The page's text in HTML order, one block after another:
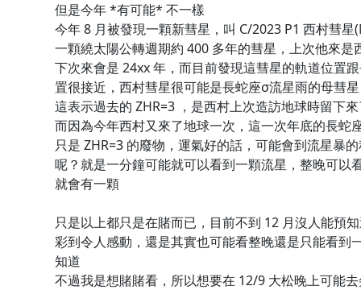
但是今年 *有可能* 不一樣
今年 8 月被發現一顆新彗星，叫 C/2023 P1 西村彗
一顆繞太陽公轉週期約 400 多年的彗星，上次他來是
下次來會是 24xx 年，而目前發現這彗星的軌道位置
置很接近，西村彗星很可能是長蛇座σ流星雨的母彗星
這表示過去的 ZHR=3 ，是西村上次造訪地球時留下
而因為今年西村又來了地球一次，這一次年底的長蛇
只是 ZHR=3 的廢物，運氣好的話，可能會到流星暴
呢？就是一分鐘可能就可以看到一顆流星，整晚可以
就會有一顆
只是以上都只是在賭而已，目前不到 12 月沒人能預
彩到令人感動，還是其實也可能看整晚還是只能看到
知道
不過我是想賭賭看，所以想要在 12/9 大松晚上可能